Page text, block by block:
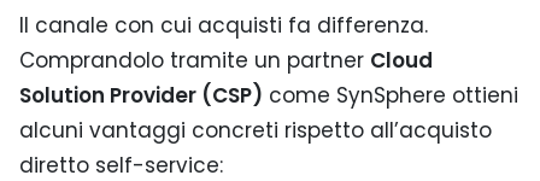
Il canale con cui acquisti fa differenza.
Comprandolo tramite un partner Cloud
Solution Provider (CSP) come SynSphere ottieni
alcuni vantaggi concreti rispetto all’acquisto
diretto self-service: